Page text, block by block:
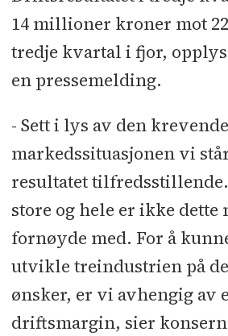
14 millioner kroner mot
tredje kvartal i fjor,
en pressemelding.
- Sett i lys av den krevende
markedssituasjonen vi
resultatet
store og hele er ikke dette
fornøyde med. For å
utvikle treindustrien på
ønsker, er vi avhengig av
driftsmargin, sier